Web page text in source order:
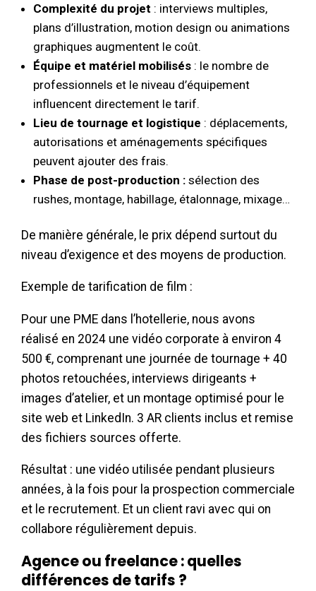
Complexité du projet : interviews multiples,
plans d’illustration, motion design ou animations
graphiques augmentent le coût.
Équipe et matériel mobilisés : le nombre de
professionnels et le niveau d’équipement
influencent directement le tarif.
Lieu de tournage et logistique : déplacements,
autorisations et aménagements spécifiques
peuvent ajouter des frais.
Phase de post-production : sélection des
rushes, montage, habillage, étalonnage, mixage…
De manière générale, le prix dépend surtout du
niveau d’exigence et des moyens de production.
Exemple de tarification de film :
Pour une PME dans l’hotellerie, nous avons
réalisé en 2024 une vidéo corporate à environ 4
500 €, comprenant une journée de tournage + 40
photos retouchées, interviews dirigeants +
images d’atelier, et un montage optimisé pour le
site web et LinkedIn. 3 AR clients inclus et remise
des fichiers sources offerte.
Résultat : une vidéo utilisée pendant plusieurs
années, à la fois pour la prospection commerciale
et le recrutement. Et un client ravi avec qui on
collabore régulièrement depuis.
Agence ou freelance : quelles
différences de tarifs ?